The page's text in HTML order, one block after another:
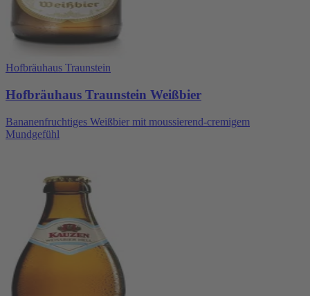
Hofbräuhaus Traunstein
Hofbräuhaus Traunstein Weißbier
Bananenfruchtiges Weißbier mit moussierend-cremigem
Mundgefühl